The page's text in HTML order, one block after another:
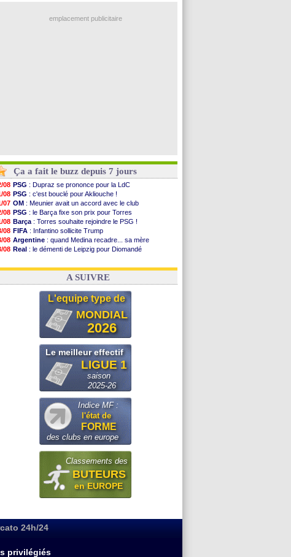
: Akliouche a signé (officiel)
emplacement publicitaire
Ça a fait le buzz depuis 7 jours
08 PSG : Dupraz se prononce pour la LdC
08 PSG : c'est bouclé pour Akliouche !
07 OM : Meunier avait un accord avec le club
08 PSG : le Barça fixe son prix pour Torres
08 Barça : Torres souhaite rejoindre le PSG !
08 FIFA : Infantino sollicite Trump
08 Argentine : quand Medina recadre... sa mère
08 Real : le démenti de Leipzig pour Diomandé
07 FIFA: le conseiller d'Infantino démissionne !
A SUIVRE
L'equipe type de
MONDIAL
2026
Le meilleur effectif
LIGUE 1
saison
2025-26
Indice MF :
l'état de
FORME
des clubs en europe
Classements des
BUTEURS
en EUROPE
24h/24
privilégiés